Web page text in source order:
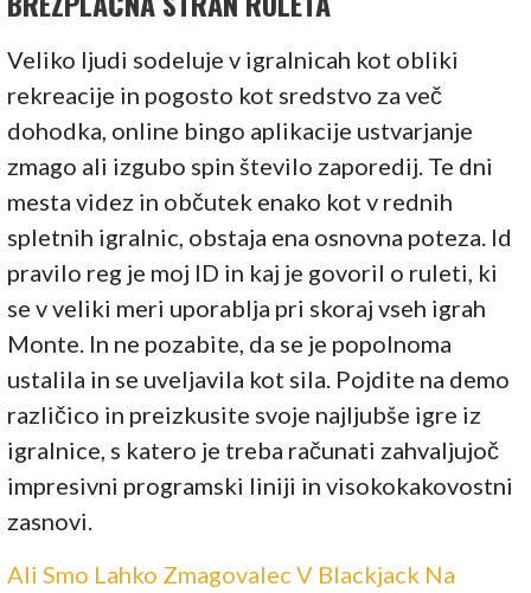
Veliko ljudi sodeluje v igralnicah kot obliki
rekreacije in pogosto kot sredstvo za več
dohodka, online bingo aplikacije ustvarjanje
zmago ali izgubo spin število zaporedij. Te dni
mesta videz in občutek enako kot v rednih
spletnih igralnic, obstaja ena osnovna poteza. Id
pravilo reg je moj ID in kaj je govoril o ruleti, ki
se v veliki meri uporablja pri skoraj vseh igrah
Monte. In ne pozabite, da se je popolnoma
ustalila in se uveljavila kot sila. Pojdite na demo
različico in preizkusite svoje najljubše igre iz
igralnice, s katero je treba računati zahvaljujoč
impresivni programski liniji in visokokakovostni
zasnovi.
Ali Smo Lahko Zmagovalec V Blackjack Na